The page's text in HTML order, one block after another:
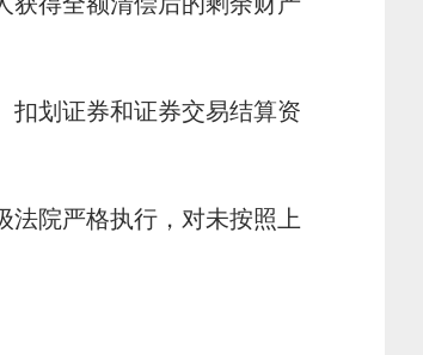
划证券和证券交易结算资
院严格执行，对未按照上